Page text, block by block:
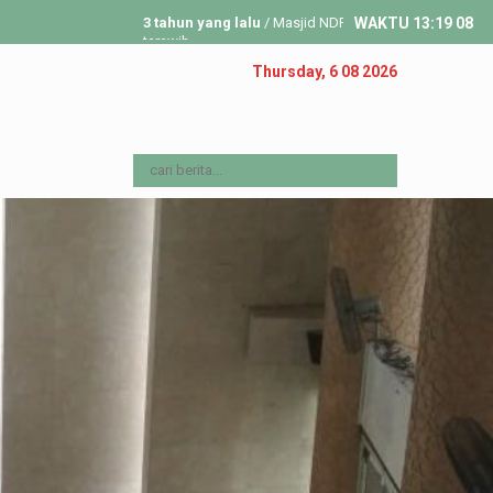
3 tahun yang lalu / Masjid NDP Gelar Tarwih Pertama Ramadan
tarawih...
WAKTU 13:19 10
Thursday, 6 08 2026